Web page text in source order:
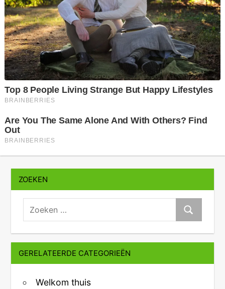
ZOEKEN
zoeken:
Zoeken
GERELATEERDE CATEGORIEËN
Welkom thuis